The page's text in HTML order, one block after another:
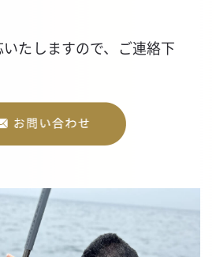
たしますので、ご連絡下